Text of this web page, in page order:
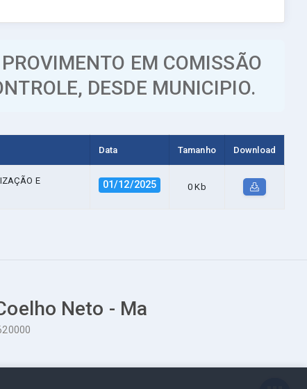
EM COMISSÃO
DESDE MUNICIPIO.
Data Tamanho Download
E
01/12/2025 0 Kb
Neto - Ma